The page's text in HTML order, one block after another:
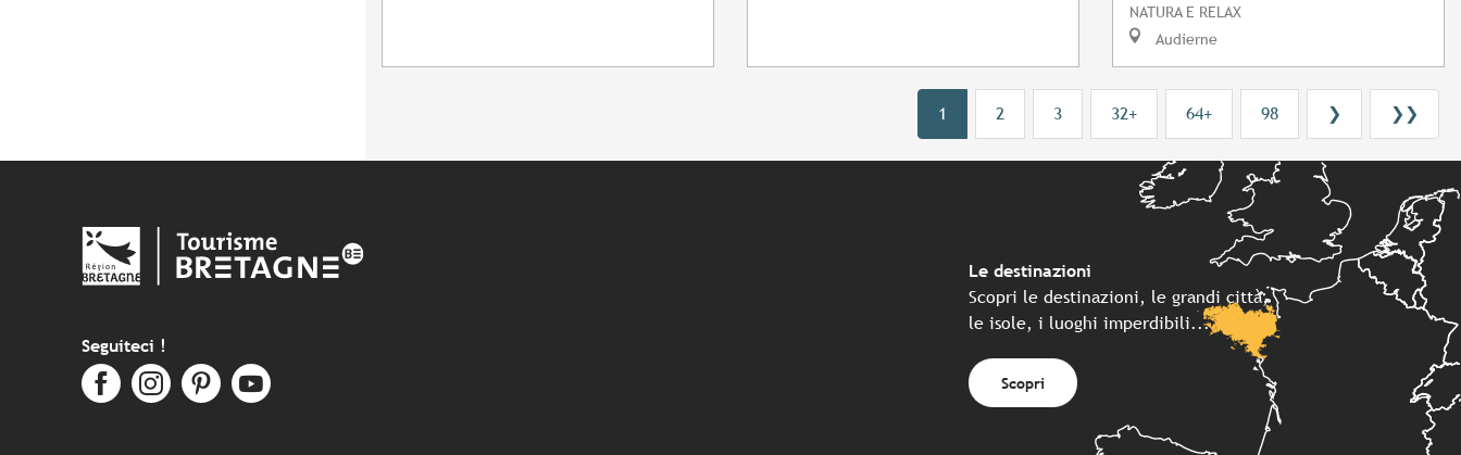
NATURA E RELAX
Audierne
1 2 3 32+ 64+ 98 ❯ ❯❯
Seguiteci !
Le destinazioni
Scopri le destinazioni, le grandi città,
le isole, i luoghi imperdibili...
Scopri